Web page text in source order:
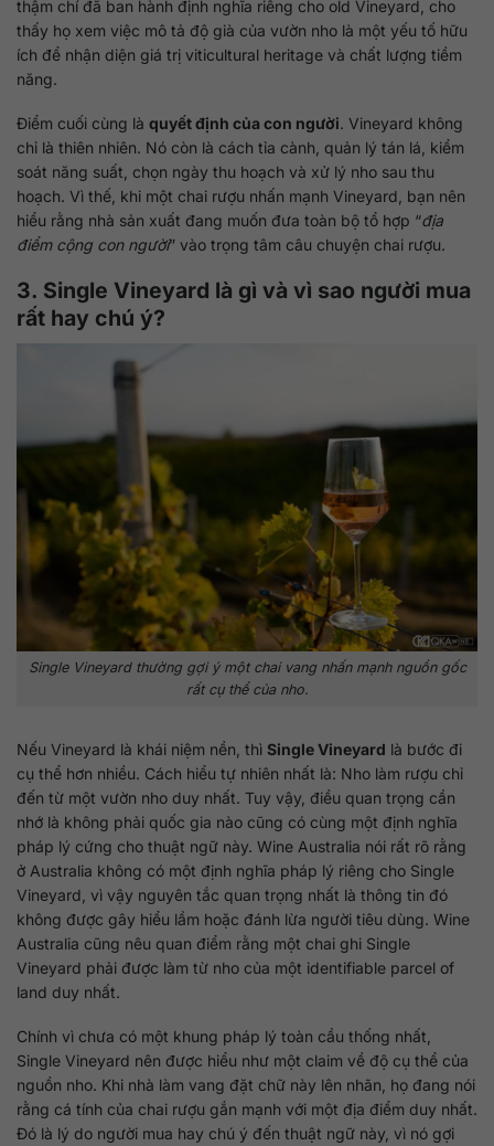
thậm chí đã ban hành định nghĩa riêng cho old Vineyard, cho
thấy họ xem việc mô tả độ già của vườn nho là một yếu tố hữu
ích để nhận diện giá trị viticultural heritage và chất lượng tiềm
năng.
Điểm cuối cùng là quyết định của con người. Vineyard không
chỉ là thiên nhiên. Nó còn là cách tỉa cành, quản lý tán lá, kiểm
soát năng suất, chọn ngày thu hoạch và xử lý nho sau thu
hoạch. Vì thế, khi một chai rượu nhấn mạnh Vineyard, bạn nên
hiểu rằng nhà sản xuất đang muốn đưa toàn bộ tổ hợp “địa
điểm cộng con người” vào trọng tâm câu chuyện chai rượu.
3. Single Vineyard là gì và vì sao người mua
rất hay chú ý?
Single Vineyard thường gợi ý một chai vang nhấn mạnh nguồn gốc
rất cụ thể của nho.
Nếu Vineyard là khái niệm nền, thì Single Vineyard là bước đi
cụ thể hơn nhiều. Cách hiểu tự nhiên nhất là: Nho làm rượu chỉ
đến từ một vườn nho duy nhất. Tuy vậy, điều quan trọng cần
nhớ là không phải quốc gia nào cũng có cùng một định nghĩa
pháp lý cứng cho thuật ngữ này. Wine Australia nói rất rõ rằng
ở Australia không có một định nghĩa pháp lý riêng cho Single
Vineyard, vì vậy nguyên tắc quan trọng nhất là thông tin đó
không được gây hiểu lầm hoặc đánh lừa người tiêu dùng. Wine
Australia cũng nêu quan điểm rằng một chai ghi Single
Vineyard phải được làm từ nho của một identifiable parcel of
land duy nhất.
Chính vì chưa có một khung pháp lý toàn cầu thống nhất,
Single Vineyard nên được hiểu như một claim về độ cụ thể của
nguồn nho. Khi nhà làm vang đặt chữ này lên nhãn, họ đang nói
rằng cá tính của chai rượu gắn mạnh với một địa điểm duy nhất.
Đó là lý do người mua hay chú ý đến thuật ngữ này, vì nó gợi